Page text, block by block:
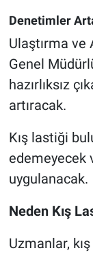
Denetimler
Ulaştırma ve
Genel
hazırlıksız
artıracak.
Kış lastiği
edemeyecek
uygulanacak.
Neden Kış
Uzmanlar,